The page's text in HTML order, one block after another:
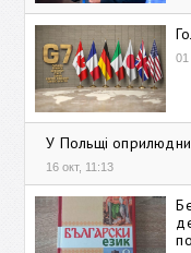
У Польщі
16 окт, 11:13